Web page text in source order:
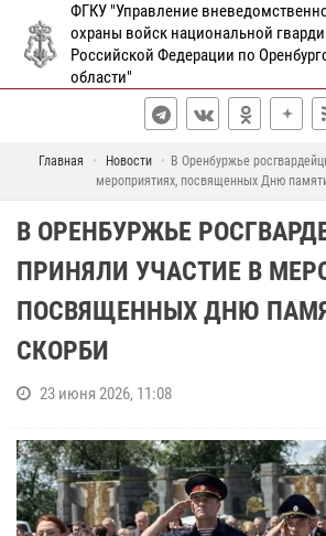
ФГКУ "Управление
охраны войск национальной
Российской Федерации по
области"
Главная Новости
В Оренбуржье
мероприятиях, посвященных Дню
В ОРЕНБУРЖЬЕ
ПРИНЯЛИ УЧАСТИЕ В
ПОСВЯЩЕННЫХ ДНЮ
СКОРБИ
23 июня 2026, 11:08